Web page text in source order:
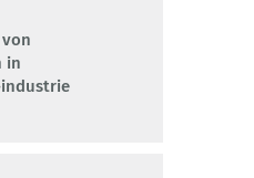
in